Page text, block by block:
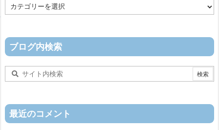
テ
ー
ブログ内検索
最近のコメント